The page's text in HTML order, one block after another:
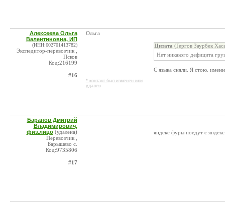
Алексеева Ольга
Валентиновна, ИП
(ИНН:602701413782)
Экспедитор-перевозчик ,
Псков
Код:216199
#16
Ольга
* контакт был изменен или
удален
Цитата (Гергов Заурбек
Нет никакого дефицита
С языка сняли. Я стою.
Баранов Дмитрий
Владимирович,
физ.лицо (удалена)
Перевозчик ,
Барышево с.
Код:9735806
#17
яндекс фуры поедут с